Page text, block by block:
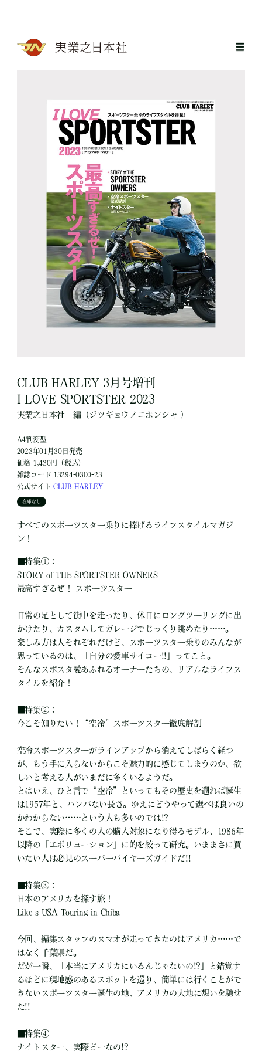
CLUB HARLEY 3月号増刊
I LOVE SPORTSTER 2023
実業之日本社 編（ジツギョウノニホンシャ ）
A4判変型
2023年01月30日発売
価格 1,430円（税込）
雑誌コード 13294-0300-23
公式サイト CLUB HARLEY
在庫なし
すべてのスポーツスター乗りに捧げるライフスタイルマガジ
ン！
■特集①：
STORY of THE SPORTSTER OWNERS
最高すぎるぜ！ スポーツスター
日常の足として街中を走ったり、休日にロングツーリングに出
かけたり、カスタムしてガレージでじっくり眺めたり……。
楽しみ方は人それぞれだけど、スポーツスター乗りのみんなが
思っているのは、「自分の愛車サイコー!!」ってこと。
そんなスポスタ愛あふれるオーナーたちの、リアルなライフス
タイルを紹介！
■特集②：
今こそ知りたい！“空冷”スポーツスター徹底解剖
空冷スポーツスターがラインアップから消えてしばらく経つ
が、もう手に入らないからこそ魅力的に感じてしまうのか、欲
しいと考える人がいまだに多くいるようだ。
とはいえ、ひと言で“空冷”といってもその歴史を遡れば誕生
は1957年と、ハンパない長さ。ゆえにどうやって選べば良いの
かわからない……という人も多いのでは!?
そこで、実際に多くの人の購入対象になり得るモデル、1986年
以降の「エボリューション」に的を絞って研究。いままさに買
いたい人は必見のスーパーバイヤーズガイドだ!!
■特集③：
日本のアメリカを探す旅！
Like s USA Touring in Chiba
今回、編集スタッフのヌマオが走ってきたのはアメリカ……で
はなく千葉県だ。
だが一瞬、「本当にアメリカにいるんじゃないの!?」と錯覚す
るほどに現地感のあるスポットを巡り、簡単には行くことがで
きないスポーツスター誕生の地、アメリカの大地に想いを馳せ
た!!
■特集④
ナイトスター、実際どーなの!?